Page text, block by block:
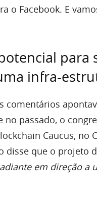
o Facebook. E
para
infra-
comentários
no passado, o
Caucus, no
disse que o projeto
adiante em direção